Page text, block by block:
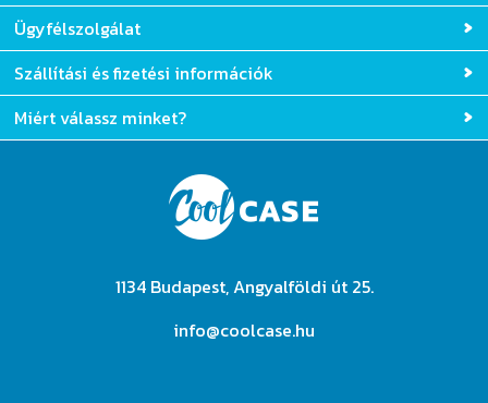
Ügyfélszolgálat
Szállítási és fizetési információk
Miért válassz minket?
1134 Budapest, Angyalföldi út 25.
info@coolcase.hu